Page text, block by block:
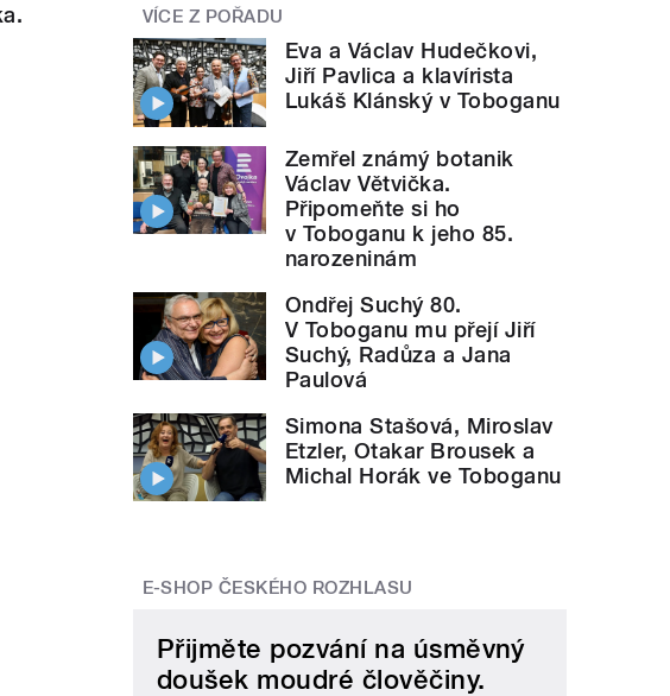
VÍCE Z POŘADU
Eva a Václav Hudečkovi,
Jiří Pavlica a klavírista
Lukáš Klánský v Toboganu
Zemřel známý botanik
Václav Větvička.
Připomeňte si ho
v Toboganu k jeho 85.
narozeninám
Ondřej Suchý 80.
V Toboganu mu přejí Jiří
Suchý, Radůza a Jana
Paulová
Simona Stašová, Miroslav
Etzler, Otakar Brousek a
Michal Horák ve Toboganu
E-SHOP ČESKÉHO ROZHLASU
Přijměte pozvání na úsměvný
doušek moudré člověčiny.